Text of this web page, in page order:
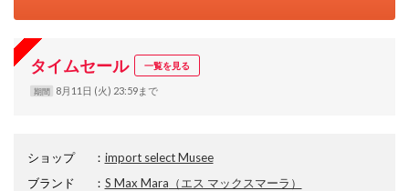
タイムセール 一覧を見る
期間 8月11日 (火) 23:59まで
ショップ ： import select Musee
ブランド
： S Max Mara （エス マックスマーラ）